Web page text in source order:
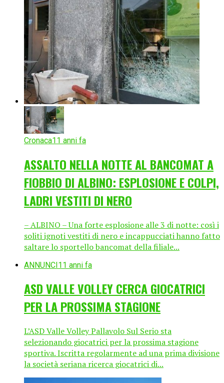
Cronaca11 anni fa
ASSALTO NELLA NOTTE AL BANCOMAT A
FIOBBIO DI ALBINO: ESPLOSIONE E COLPI,
LADRI VESTITI DI NERO
– ALBINO – Una forte esplosione alle 3 di notte: così i
soliti ignoti vestiti di nero e incappucciati hanno fatto
saltare lo sportello bancomat della filiale...
ANNUNCI11 anni fa
ASD VALLE VOLLEY CERCA GIOCATRICI
PER LA PROSSIMA STAGIONE
L’ASD Valle Volley Pallavolo Sul Serio sta
selezionando giocatrici per la prossima stagione
sportiva. Iscritta regolarmente ad una prima divisione
la società seriana ricerca giocatrici di...